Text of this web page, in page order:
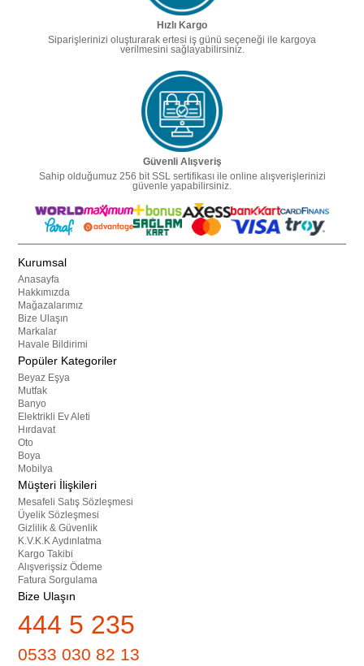
Hızlı Kargo
Siparişlerinizi oluşturarak ertesi iş günü seçeneği ile kargoya
verilmesini sağlayabilirsiniz.
Güvenli Alışveriş
Sahip olduğumuz 256 bit SSL sertifikası ile online alışverişlerinizi
güvenle yapabilirsiniz.
Kurumsal
Anasayfa
Hakkımızda
Mağazalarımız
Bize Ulaşın
Markalar
Havale Bildirimi
Popüler Kategoriler
Beyaz Eşya
Mutfak
Banyo
Elektrikli Ev Aleti
Hırdavat
Oto
Boya
Mobilya
Müşteri İlişkileri
Mesafeli Satış Sözleşmesi
Üyelik Sözleşmesi
Gizlilik & Güvenlik
K.V.K.K Aydınlatma
Kargo Takibi
Alışverişsiz Ödeme
Fatura Sorgulama
Bize Ulaşın
444 5 235
0533 030 82 13